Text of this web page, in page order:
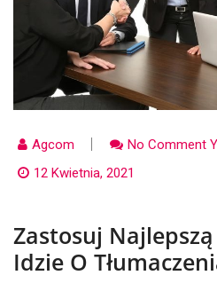
Agcom
No Comment
12 Kwietnia, 2021
Zastosuj
Idzie O